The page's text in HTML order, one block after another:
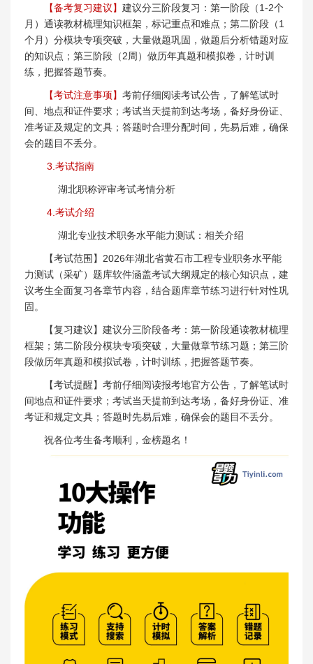
【备考复习建议】 建议分三阶段复习：第一阶段（1-2个
月）通读教材梳理知识框架，标记重点和难点；第二阶段（1
个月）分模块专项突破，大量做题巩固，做题后分析错题对应
的知识点；第三阶段（2周）做历年真题和模拟卷，计时训
练，把握答题节奏。
【考试注意事项】 考前仔细阅读考试公告，了解笔试时
间、地点和证件要求；考试当天提前到达考场，备好身份证、
准考证及规定的文具；答题时合理分配时间，先易后难，确保
会的题目不丢分。
3.考试指南
湖北职称评审考试考情分析
4.考试介绍
湖北专业技术职务水平能力测试：相关介绍
【考试范围】2026年湖北省黄石市工程专业职务水平能
力测试（采矿）题库软件涵盖考试大纲规定的核心知识点，建
议考生全面复习各章节内容，结合题库章节练习进行针对性巩
固。
【复习建议】建议分三阶段备考：第一阶段通读教材梳理
框架；第二阶段分模块专项突破，大量做章节练习题；第三阶
段做历年真题和模拟试卷，计时训练，把握答题节奏。
【考试提醒】考前仔细阅读报考地官方公告，了解笔试时
间地点和证件要求；考试当天提前到达考场，备好身份证、准
考证和规定文具；答题时先易后难，确保会的题目不丢分。
祝各位考生备考顺利，金榜题名！